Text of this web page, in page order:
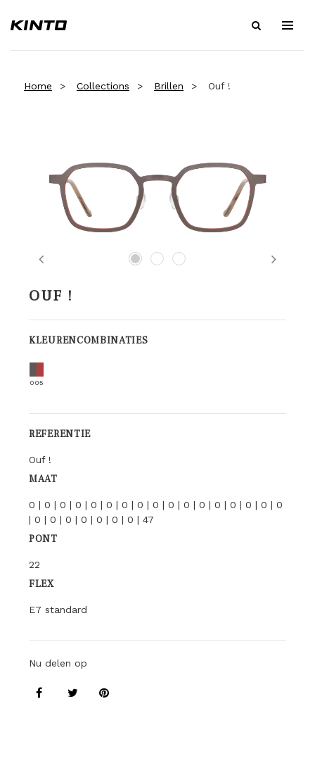
Home Collections Brillen Ouf !
Previous Next
OUF !
KLEURENCOMBINATIES
005
REFERENTIE
Ouf !
MAAT
0 | 0 | 0 | 0 | 0 | 0 | 0 | 0 | 0 | 0 | 0 | 0 | 0 | 0 | 0 | 0 | 0
| 0 | 0 | 0 | 0 | 0 | 0 | 0 | 47
PONT
22
FLEX
E7 standard
Nu delen op